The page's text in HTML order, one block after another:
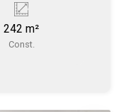
242 m²
Const.